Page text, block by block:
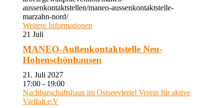
aussenkontaktstellen/maneo-aussenkontaktstelle-
marzahn-nord/
Weitere Informationen
21 Juli
MANEO-Außenkontaktstelle Neu-
Hohenschönhausen
21. Juli 2027
17:00 - 19:00
Nachbarschaftshaus im Ostseeviertel Verein für aktive
Vielfalt e.V